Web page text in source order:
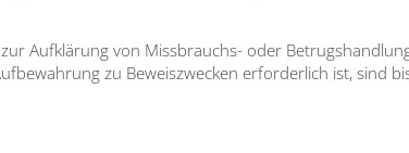
Auf­klä­rung von Miss­brauchs- oder
zu Beweis­zwe­cken erfor­der­lich ist, sind